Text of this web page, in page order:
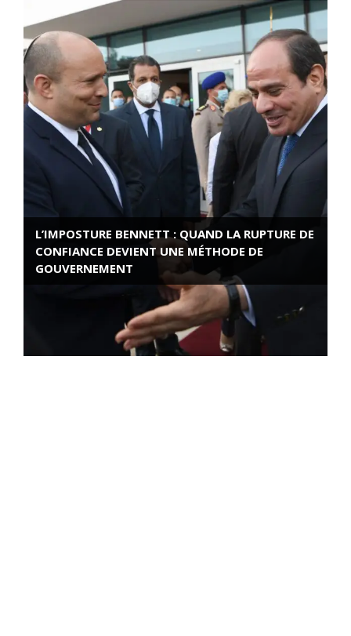
L’IMPOSTURE BENNETT : QUAND LA RUPTURE DE
CONFIANCE DEVIENT UNE MÉTHODE DE
GOUVERNEMENT
ROSE VALLAND, HEROÏNE DE LA RESISTANCE